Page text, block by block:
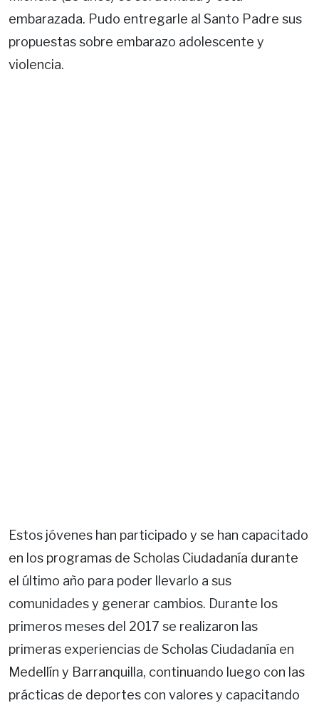
embarazada. Pudo entregarle al Santo Padre sus
propuestas sobre embarazo adolescente y
violencia.
Estos jóvenes han participado y se han capacitado
en los programas de Scholas Ciudadanía durante
el último año para poder llevarlo a sus
comunidades y generar cambios. Durante los
primeros meses del 2017 se realizaron las
primeras experiencias de Scholas Ciudadanía en
Medellín y Barranquilla, continuando luego con las
prácticas de deportes con valores y capacitando